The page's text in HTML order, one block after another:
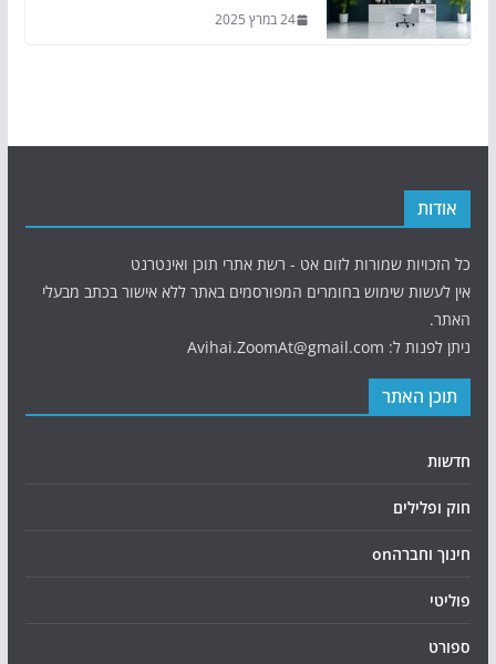
24 במרץ 2025
אודות
כל הזכויות שמורות לזום אט - רשת אתרי תוכן ואינטרנט
אין לעשות שימוש בחומרים המפורסמים באתר ללא אישור בכתב מבעלי
האתר.
ניתן לפנות ל: Avihai.ZoomAt@gmail.com
תוכן האתר
חדשות
חוק ופלילים
חינוך וחברהon
פוליטי
ספורט